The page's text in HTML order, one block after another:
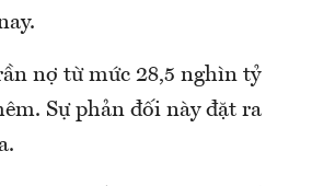
nợ từ mức 28,5 nghìn tỷ
Sự phản đối này đặt ra